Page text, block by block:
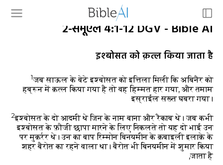
२-समूएल 4:1-12 DGV - Bible AI
इश्बोसत को क़त्ल किया जाता है
1जब साऊल के बेटे इश्बोसत को इत्तिला मिली कि अबिनैर को
हब्रून में क़त्ल किया गया है तो वह हिम्मत हार गया, और तमाम
इस्राईल सख़्त घबरा गया।
2इश्बोसत के दो आदमी थे जिन के नाम बाना और रैकाब थे। जब कभी
इश्बोसत के फ़ौजी छापा मारने के लिए निकलते तो यह दो भाई उन
पर मुक़र्रर थे। उन का बाप रिम्मोन बिनयमीन के क़बाइली इलाक़े के
शहर बैरोत का रहने वाला था। बैरोत भी बिनयमीन में शुमार किया
जाता है,